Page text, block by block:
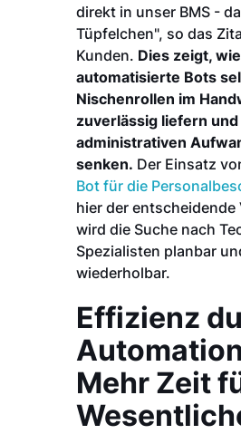
direkt in unser BMS -
Tüpfelchen", so das
Kunden. Dies zeigt, wie
automatisierte Bots
Nischenrollen im
zuverlässig liefern und
administrativen
senken. Der Einsatz
Bot für die
hier der entscheidende
wird die Suche nach
Spezialisten planbar
wiederholbar.
Effizienz
Mehr Zeit